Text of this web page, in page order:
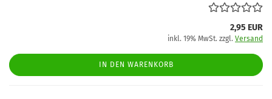
2,95 EUR
inkl. 19% MwSt. zzgl. Versand
IN DEN WARENKORB